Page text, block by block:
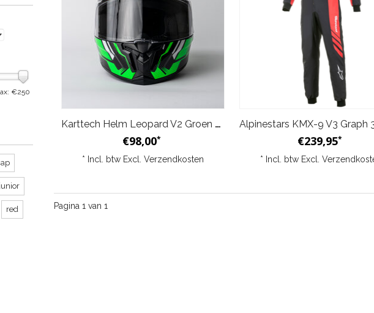
Karttech Helm Leopard V2 Groen Zwart
€98,00*
* Incl. btw Excl. Verzendkosten
€239,95*
* Incl. btw Excl.
Pagina 1 van 1
€250
junior
red